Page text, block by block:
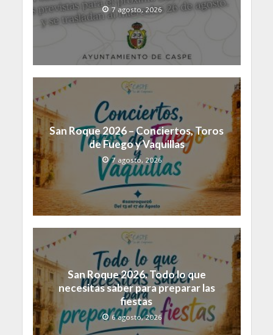
7 agosto, 2026
San Roque 2026 – Conciertos, Toros
de Fuego y Vaquillas
7 agosto, 2026
San Roque 2026. Todo lo que
necesitas saber para preparar las
fiestas
6 agosto, 2026